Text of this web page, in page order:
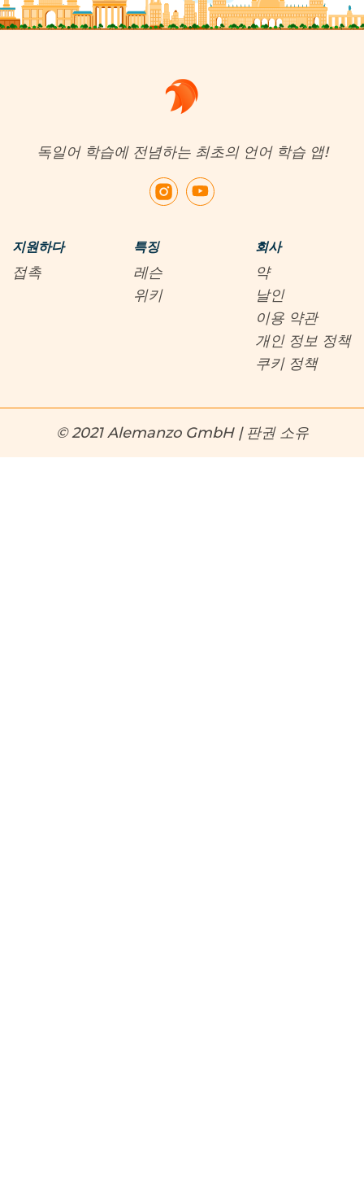
독일어 학습에 전념하는 최초의 언어 학습 앱!
지원하다
접촉
특징
레슨
위키
회사
약
날인
이용 약관
개인 정보 정책
쿠키 정책
© 2021 Alemanzo GmbH | 판권 소유